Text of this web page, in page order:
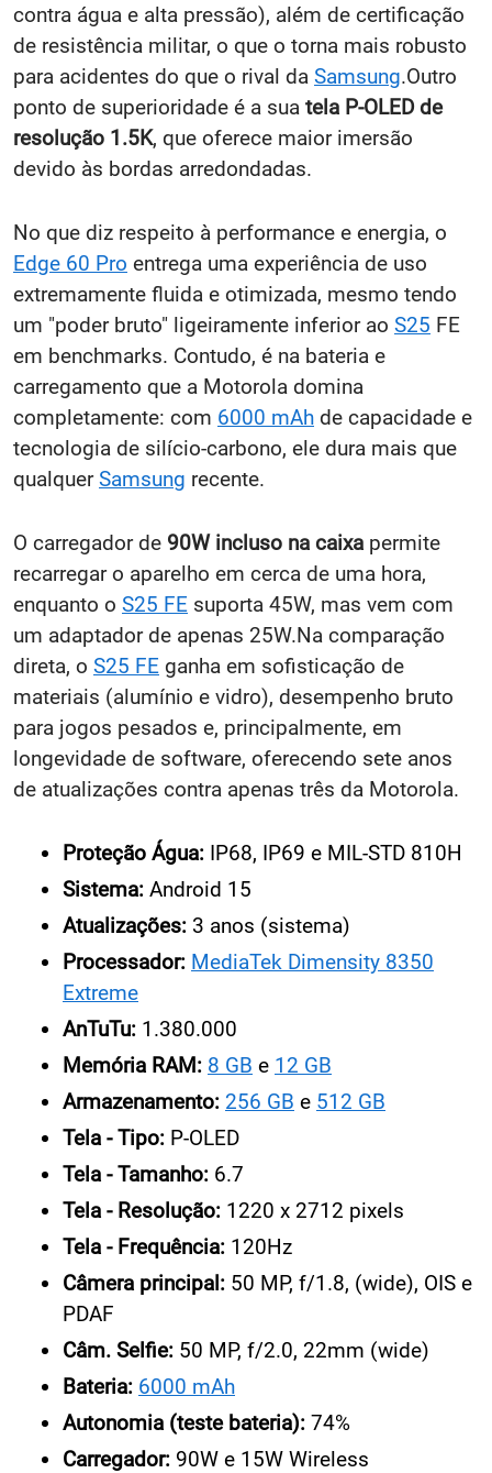
contra água e alta pressão), além de certificação
de resistência militar, o que o torna mais robusto
para acidentes do que o rival da Samsung.Outro
ponto de superioridade é a sua tela P-OLED de
resolução 1.5K, que oferece maior imersão
devido às bordas arredondadas.
No que diz respeito à performance e energia, o
Edge 60 Pro entrega uma experiência de uso
extremamente fluida e otimizada, mesmo tendo
um "poder bruto" ligeiramente inferior ao S25 FE
em benchmarks. Contudo, é na bateria e
carregamento que a Motorola domina
completamente: com 6000 mAh de capacidade e
tecnologia de silício-carbono, ele dura mais que
qualquerSamsung recente.
O carregador de 90W incluso na caixa permite
recarregar o aparelho em cerca de uma hora,
enquanto o S25 FE suporta 45W, mas vem com
um adaptador de apenas 25W.Na comparação
direta, o S25 FE ganha em sofisticação de
materiais (alumínio e vidro), desempenho bruto
para jogos pesados e, principalmente, em
longevidade de software, oferecendo sete anos
de atualizações contra apenas três da Motorola.
Proteção Água: IP68, IP69 e MIL-STD 810H
Sistema: Android 15
Atualizações: 3 anos (sistema)
Processador: MediaTek Dimensity 8350
Extreme
AnTuTu: 1.380.000
Memória RAM: 8 GB e 12 GB
Armazenamento: 256 GB e 512 GB
Tela - Tipo: P-OLED
Tela - Tamanho: 6.7
Tela - Resolução: 1220 x 2712 pixels
Tela - Frequência: 120Hz
Câmera principal: 50 MP, f/1.8, (wide), OIS e
PDAF
Câm. Selfie: 50 MP, f/2.0, 22mm (wide)
Bateria: 6000 mAh
Autonomia (teste bateria): 74%
Carregador: 90W e 15W Wireless